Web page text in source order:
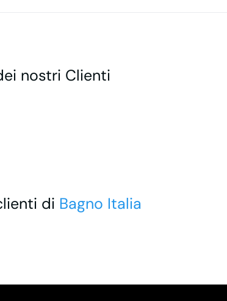
nostri Clienti
di Bagno Italia